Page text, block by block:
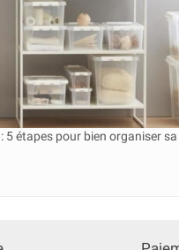
5 étapes pour bien organiser